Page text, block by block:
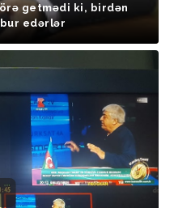
getmədi ki, birdən
edərlər